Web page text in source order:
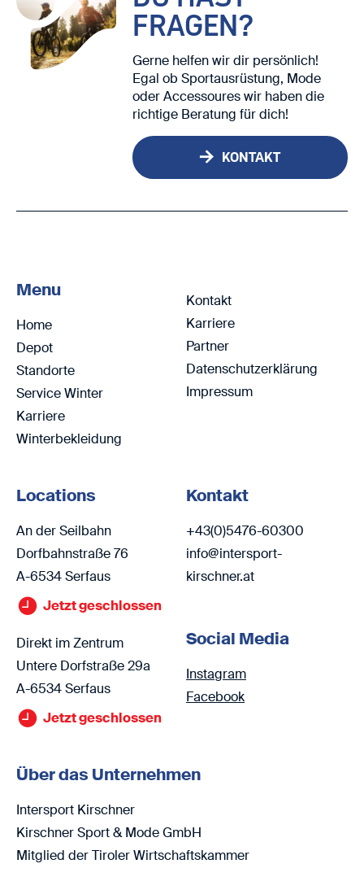
FRAGEN?
Gerne helfen wir dir persönlich!
Egal ob Sportausrüstung, Mode
oder Accessoures wir haben die
richtige Beratung für dich!
KONTAKT
Menu
Home
Depot
Standorte
Service Winter
Karriere
Winterbekleidung
Kontakt
Karriere
Partner
Datenschutzerklärung
Impressum
Locations
An der Seilbahn
Dorfbahnstraße 76
A-6534 Serfaus
Jetzt geschlossen
Direkt im Zentrum
Untere Dorfstraße 29a
A-6534 Serfaus
Jetzt geschlossen
Kontakt
+43(0)5476-60300
info@intersport-
kirschner.at
Social Media
Instagram
Facebook
Über das Unternehmen
Intersport Kirschner
Kirschner Sport & Mode GmbH
Mitglied der Tiroler Wirtschaftskammer